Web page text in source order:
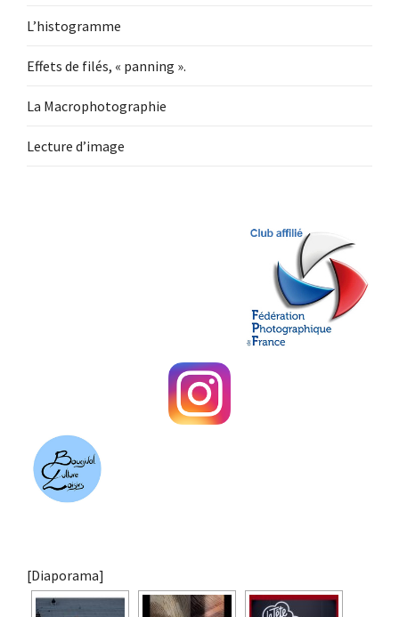
L’histogramme
Effets de filés, « panning ».
La Macrophotographie
Lecture d’image
[Diaporama]